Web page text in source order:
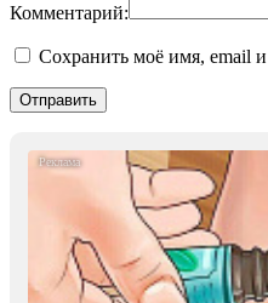
Комментарий:
Сохранить моё имя, email